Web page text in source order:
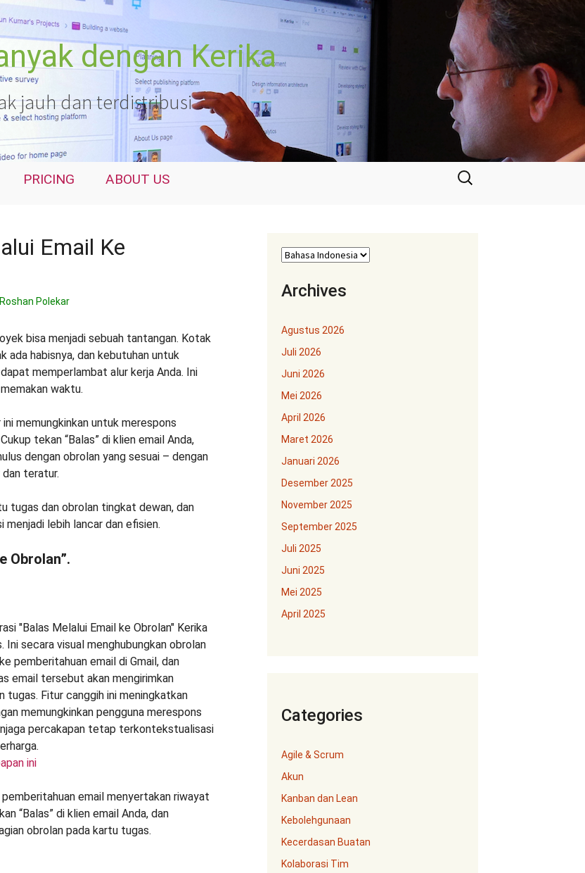
dengan Kerika
jauh dan terdistribusi
PRICING ABOUT US
Cari
untuk:
Email Ke
Roshan Polekar
bisa menjadi sebuah tantangan. Kotak
ada habisnya, dan kebutuhan untuk
memperlambat alur kerja Anda. Ini
waktu.
ini memungkinkan untuk merespons
tekan “Balas” di klien email Anda,
dengan obrolan yang sesuai – dengan
teratur.
tugas dan obrolan tingkat dewan, dan
lebih lancar dan efisien.
Obrolan”.
ini
email menyertakan riwayat
“Balas” di klien email Anda, dan
obrolan pada kartu tugas.
Archives
Agustus 2026
Juli 2026
Juni 2026
Mei 2026
April 2026
Maret 2026
Januari 2026
Desember 2025
November 2025
September 2025
Juli 2025
Juni 2025
Mei 2025
April 2025
Categories
Agile & Scrum
Akun
Kanban dan Lean
Kebolehgunaan
Kecerdasan Buatan
Kolaborasi Tim